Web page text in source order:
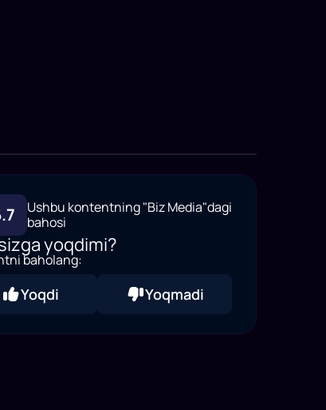
Ushbu kontentning "Biz Media"dagi
bahosi
yoqdimi?
baholang:
Yoqdi Yoqmadi